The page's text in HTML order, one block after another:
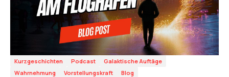
Kurzgeschichten Podcast
Galaktische Auftäge
Wahrnehmung
Vorstellungskraft Blog